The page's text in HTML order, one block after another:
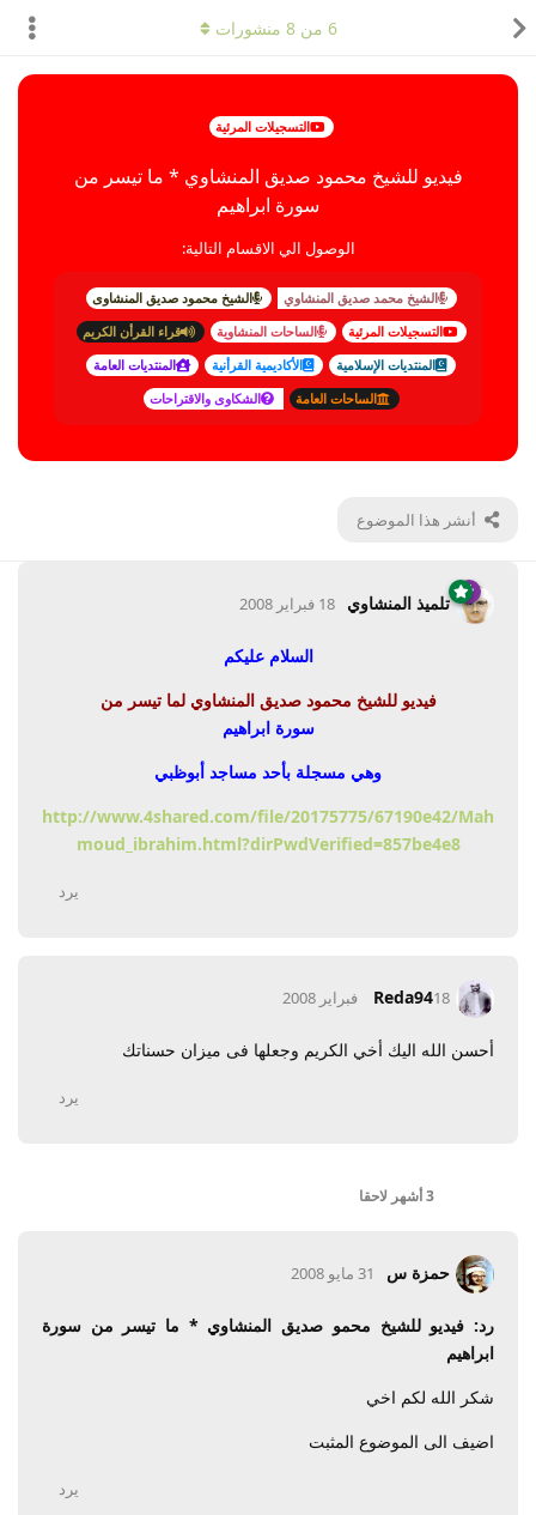
التسجيلات المرئية
فيديو للشيخ محمود صديق المنشاوي * ما تيسر من
سورة ابراهيم
الوصول الي الاقسام التالية:
الشيخ محمد صديق المنشاوي
الشيخ محمود صديق المنشاوى
التسجيلات المرئية
الساحات المنشاوية
قراء القرأن الكريم
المنتديات الإسلامية
الأكاديمية القرأنية
المنتديات العامة
الساحات العامة
الشكاوى والاقتراحات
أنشر هذا الموضوع
6 من8 منشورات
تلميذ المنشاوي 18 فبراير 2008
السلام عليكم
فيديو للشيخ محمود صديق المنشاوي لما تيسر من
سورة ابراهيم
وهي مسجلة بأحد مساجد أبوظبي
http://www.4shared.com/file/20175775/67190e42/Mah
moud_ibrahim.html?dirPwdVerified=857be4e8
يرد
Reda9418 فبراير 2008
أحسن الله اليك أخي الكريم وجعلها فى ميزان حسناتك
يرد
3 أشهر لاحقا
حمزة س 31 مايو 2008
رد: فيديو للشيخ محمو صديق المنشاوي * ما تيسر من سورة
ابراهيم
شكر الله لكم اخي
اضيف الى الموضوع المثبت
يرد